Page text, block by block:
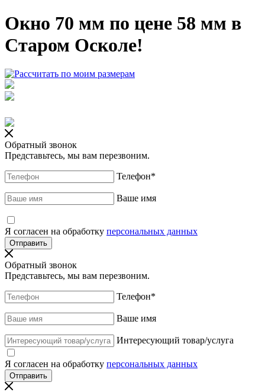
Окно 70 мм по цене 58 мм в
Старом Осколе!
Обратный звонок
Представьтесь, мы вам перезвоним.
Телефон*
Ваше имя
Я согласен на обработку персональных данных
Обратный звонок
Представьтесь, мы вам перезвоним.
Телефон*
Ваше имя
Интересующий товар/услуга
Я согласен на обработку персональных данных